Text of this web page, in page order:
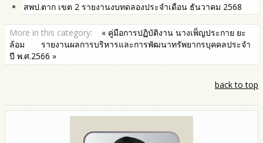
สพป.ตาก เขต 2 รายงานงบทดลองประจำเดือน ธันวาคม 2568
More in this category:
« คู่มือการปฏิบัติงาน นางเพ็ญประกาย ยะ
ล้อม
รายงานผลการบริหารและการพัฒนาทรัพยากรบุคคลประจำ
ปี พ.ศ.2566 »
back to top